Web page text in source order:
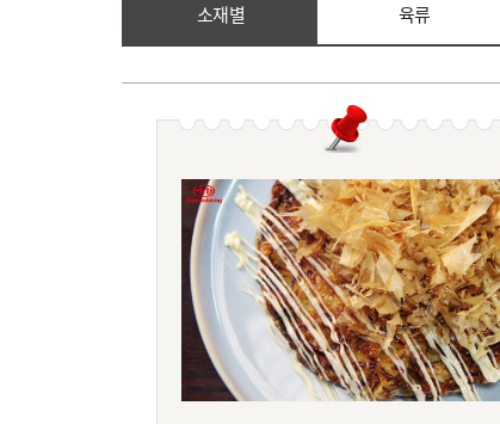
소재별 육류